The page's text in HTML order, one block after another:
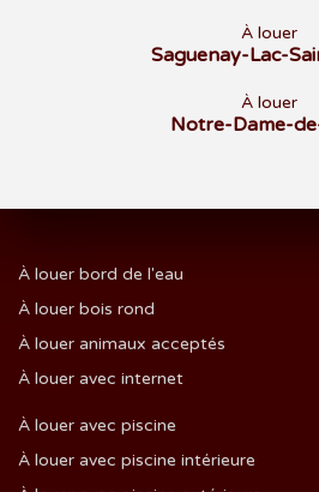
À louer
Saguenay-Lac-
À louer
Notre-Dame-
À louer bord de l'eau
À louer bois rond
À louer animaux acceptés
À louer avec internet
À louer avec piscine
À louer avec piscine intérieure